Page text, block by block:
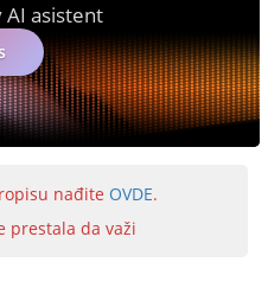
AI asistent
nađite OVDE.
prestala da važi